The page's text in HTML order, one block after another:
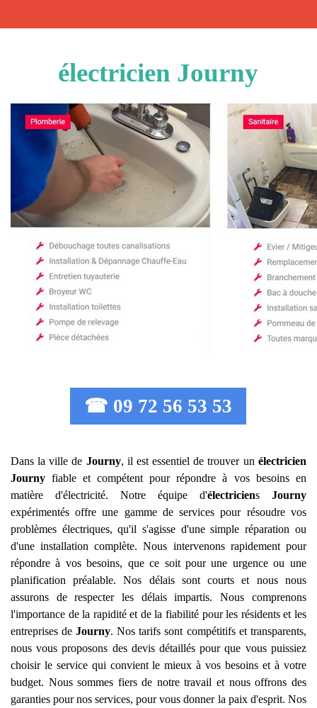
électricien Journy
☎ 09 72 56 53 53
Dans la ville de Journy, il est essentiel de trouver un électricien
Journy fiable et compétent pour répondre à vos besoins en
matière d'électricité. Notre équipe d'électriciens Journy
expérimentés offre une gamme de services pour résoudre vos
problèmes électriques, qu'il s'agisse d'une simple réparation ou
d'une installation complète. Nous intervenons rapidement pour
répondre à vos besoins, que ce soit pour une urgence ou une
planification préalable. Nos délais sont courts et nous nous
assurons de respecter les délais impartis. Nous comprenons
l'importance de la rapidité et de la fiabilité pour les résidents et les
entreprises deJourny. Nos tarifs sont compétitifs et transparents,
nous vous proposons des devis détaillés pour que vous puissiez
choisir le service qui convient le mieux à vos besoins et à votre
budget. Nous sommes fiers de notre travail et nous offrons des
garanties pour nos services, pour vous donner la paix d'esprit. Nos